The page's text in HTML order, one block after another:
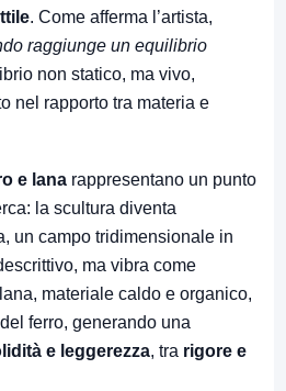
. Come afferma l’artista,
raggiunge un equilibrio
non statico, ma vivo,
nel rapporto tra materia e
e lana rappresentano un punto
la scultura diventa
un campo tridimensionale in
ma vibra come
materiale caldo e organico,
ferro, generando una
e leggerezza, tra rigore e